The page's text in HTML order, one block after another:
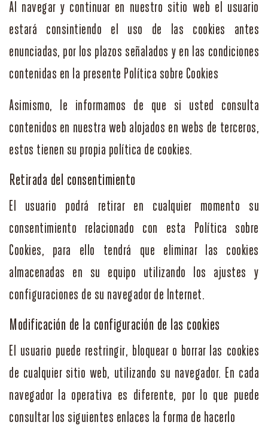
Al navegar y continuar en nuestro sitio web el usuario
estará consintiendo el uso de las cookies antes
enunciadas, por los plazos señalados y en las condiciones
contenidas en la presente Política sobre Cookies
Asimismo, le informamos de que si usted consulta
contenidos en nuestra web alojados en webs de terceros,
estos tienen su propia política de cookies.
Retirada del consentimiento
El usuario podrá retirar en cualquier momento su
consentimiento relacionado con esta Política sobre
Cookies, para ello tendrá que eliminar las cookies
almacenadas en su equipo utilizando los ajustes y
configuraciones de su navegador de Internet.
Modificación de la configuración de las cookies
El usuario puede restringir, bloquear o borrar las cookies
de cualquier sitio web, utilizando su navegador. En cada
navegador la operativa es diferente, por lo que puede
consultar los siguientes enlaces la forma de hacerlo